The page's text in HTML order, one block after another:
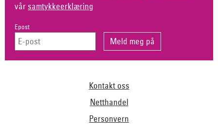
vår samtykkeerklæring
Epost
Kontakt oss
Netthandel
Personvern